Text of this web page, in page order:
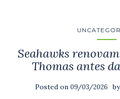
Seahawks
Thomas antes
Posted on 09/03/2026 by